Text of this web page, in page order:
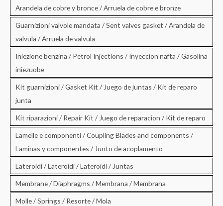
Arandela de cobre y bronce / Arruela de cobre e bronze
Guarnizioni valvole mandata / Sent valves gasket / Arandela de
valvula / Arruela de valvula
Iniezione benzina / Petrol Injections / Inyeccion nafta / Gasolina
iniezuobe
Kit guarnizioni / Gasket Kit / Juego de juntas / Kit de reparo
junta
Kit riparazioni / Repair Kit / Juego de reparacion / Kit de reparo
Lamelle e componenti / Coupling Blades and components /
Laminas y componentes / Junto de acoplamento
Lateroidi / Lateroidi / Lateroidi / Juntas
Membrane / Diaphragms / Membrana / Membrana
Molle / Springs / Resorte / Mola